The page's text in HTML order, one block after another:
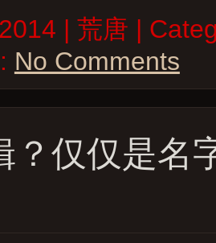
| 荒唐 |
No Comments
？仅仅是名